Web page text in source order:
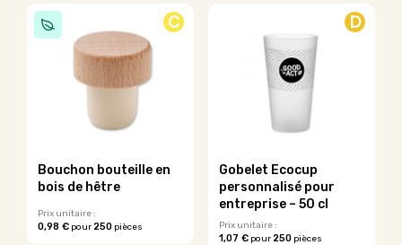
produit
a
plusieurs
variations.
sur
la
page
du
produit
plusieurs
variations.
sur
la
page
du
produit
C
Bouchon bouteille en
bois de hêtre
Prix unitaire :
0,98 € pour250 pièces
D
Gobelet Ecocup
personnalisé pour
entreprise – 50 cl
Prix unitaire :
1,07 €pour250pièces